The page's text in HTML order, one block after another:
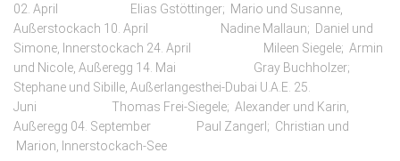
02. April Elias Gstöttinger; Mario und Susanne,
Außerstockach 10. April Nadine Mallaun; Daniel und
Simone, Innerstockach 24. April Mileen Siegele; Armin
und Nicole, Außeregg 14. Mai Gray Buchholzer;
Stephane und Sibille, Außerlangesthei-Dubai U.A.E. 25.
Juni Thomas Frei-Siegele; Alexander und Karin,
Außeregg 04. September Paul Zangerl; Christian und
Marion, Innerstockach-See